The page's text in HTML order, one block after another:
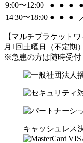
9:00〜12:00
● ● ● ●
14:30〜18:00 ● ● ●
【マルチブラケット
月1回土曜日（不定期
※急患の方は随時受付
キャッシュレス